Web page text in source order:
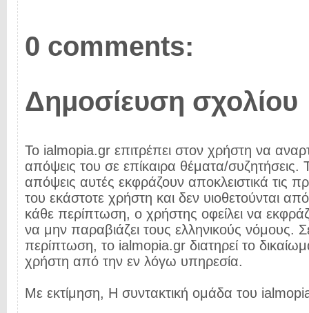
0 comments:
Δημοσίευση σχολίου
Το ialmopia.gr επιτρέπει στον χρήστη να
απόψεις του σε επίκαιρα θέματα/συζητήσεις.
απόψεις αυτές εκφράζουν αποκλειστικά τις
του εκάστοτε χρήστη και δεν υιοθετούνται
κάθε περίπτωση, ο χρήστης οφείλει να
να μην παραβιάζει τους ελληνικούς νόμους.
περίπτωση, το ialmopia.gr διατηρεί το
χρήστη από την εν λόγω υπηρεσία.
Με εκτίμηση, Η συντακτική ομάδα του